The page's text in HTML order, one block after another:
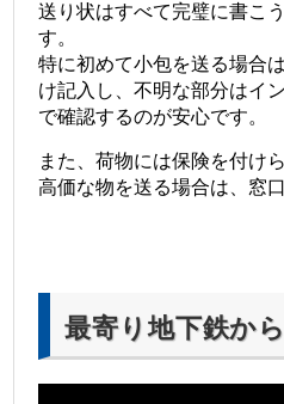
送り状はすべて完璧に書こ
す。
特に初めて小包を送る場合
け記入し、不明な部分はイ
で確認するのが安心です。
また、荷物には保険を付け
高価な物を送る場合は、窓
最寄り地下鉄から